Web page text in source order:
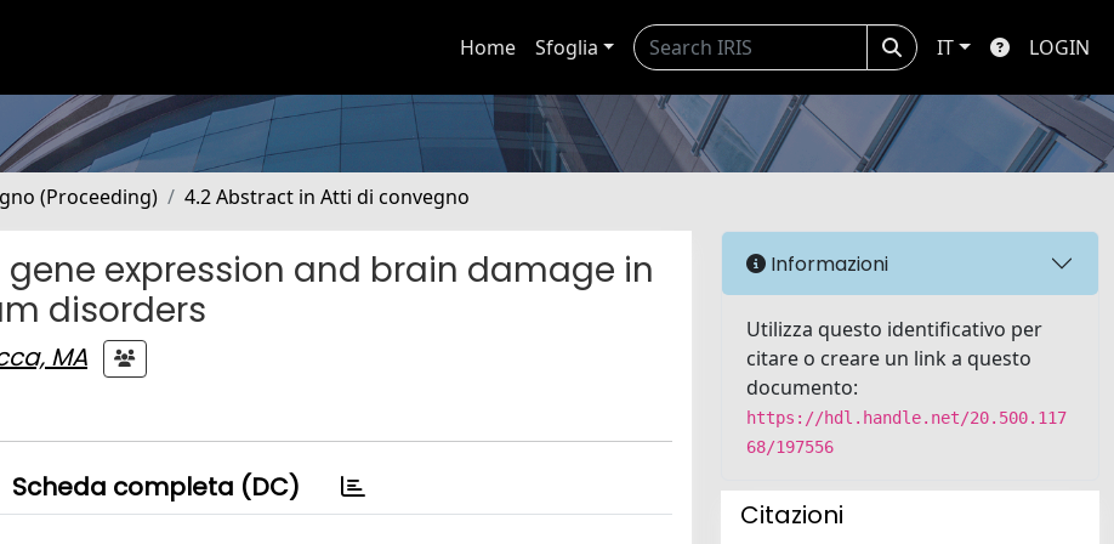
Home Sfoglia IT LOGIN
(Proceeding) 4.2 Abstract in Atti di convegno
expression and brain damage in
disorders
MA
Scheda completa (DC)
Informazioni
Utilizza questo identificativo per
citare o creare un link a questo
documento:
https://hdl.handle.net/20.500.117
68/197556
Citazioni